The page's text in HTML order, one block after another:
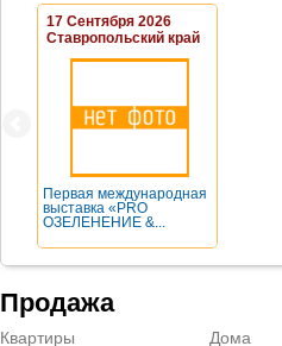
17 Сентября 2026
Ставропольский край
Первая международная
выставка «PRO
ОЗЕЛЕНЕНИЕ &...
Продажа
Квартиры
Дома